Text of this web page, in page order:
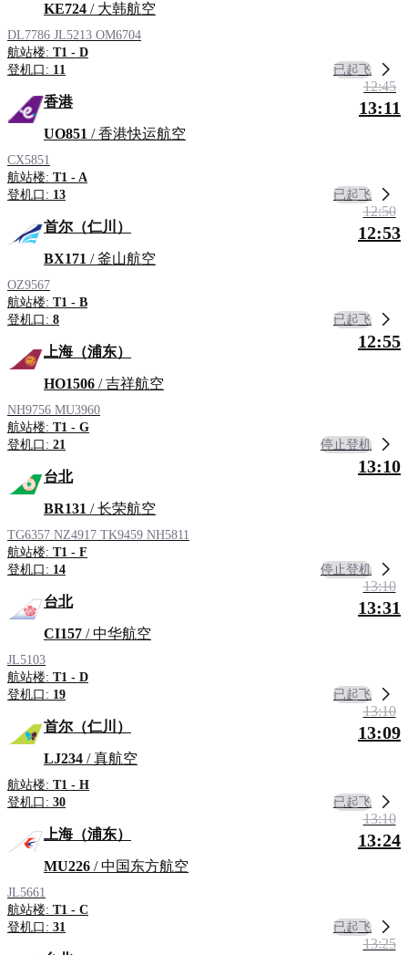
KE724 / 大韩航空
DL7786 JL5213 OM6704
航站楼: T1 - D
登机口: 11 已起飞
香港
UO851 / 香港快运航空
CX5851
航站楼: T1 - A
登机口: 13
12:45
13:11
已起飞
首尔（仁川）
BX171 / 釜山航空
OZ9567
航站楼: T1 - B
登机口: 8
12:50
12:53
已起飞
上海（浦东）
HO1506 / 吉祥航空
NH9756 MU3960
航站楼: T1 - G
登机口: 21
12:55
停止登机
台北
BR131 / 长荣航空
TG6357 NZ4917 TK9459 NH5811
航站楼: T1 - F
登机口: 14
13:10
停止登机
台北
CI157 / 中华航空
JL5103
航站楼: T1 - D
登机口: 19
13:10
13:31
已起飞
首尔（仁川）
LJ234 / 真航空
航站楼: T1 - H
登机口: 30
13:10
13:09
已起飞
上海（浦东）
MU226 / 中国东方航空
JL5661
航站楼: T1 - C
登机口: 31
13:10
13:24
已起飞
13:25